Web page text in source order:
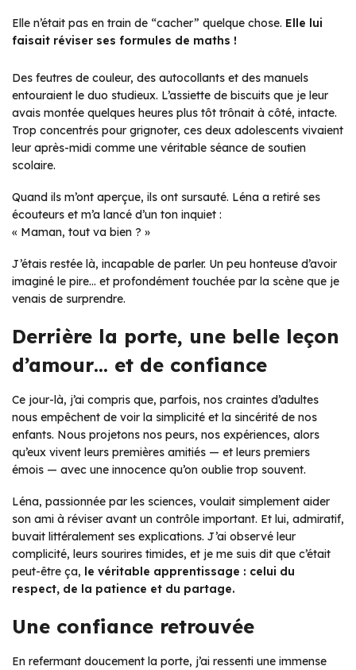
Elle n’était pas en train de “cacher” quelque chose. Elle lui
faisait réviser ses formules de maths !
Des feutres de couleur, des autocollants et des manuels
entouraient le duo studieux. L’assiette de biscuits que je leur
avais montée quelques heures plus tôt trônait à côté, intacte.
Trop concentrés pour grignoter, ces deux adolescents vivaient
leur après-midi comme une véritable séance de soutien
scolaire.
Quand ils m’ont aperçue, ils ont sursauté. Léna a retiré ses
écouteurs et m’a lancé d’un ton inquiet :
« Maman, tout va bien ? »
J’étais restée là, incapable de parler. Un peu honteuse d’avoir
imaginé le pire… et profondément touchée par la scène que je
venais de surprendre.
Derrière la porte, une belle leçon
d’amour… et de confiance
Ce jour-là, j’ai compris que, parfois, nos craintes d’adultes
nous empêchent de voir la simplicité et la sincérité de nos
enfants. Nous projetons nos peurs, nos expériences, alors
qu’eux vivent leurs premières amitiés — et leurs premiers
émois — avec une innocence qu’on oublie trop souvent.
Léna, passionnée par les sciences, voulait simplement aider
son ami à réviser avant un contrôle important. Et lui, admiratif,
buvait littéralement ses explications. J’ai observé leur
complicité, leurs sourires timides, et je me suis dit que c’était
peut-être ça, le véritable apprentissage : celui du
respect, de la patience et du partage.
Une confiance retrouvée
En refermant doucement la porte, j’ai ressenti une immense